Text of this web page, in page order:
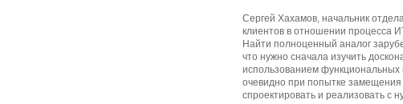
Сергей Хахамов, начальник
клиентов в отношении процесса
Найти полноценный аналог
что нужно сначала изучить
использованием функциональных
очевидно при попытке
спроектировать и реализовать с